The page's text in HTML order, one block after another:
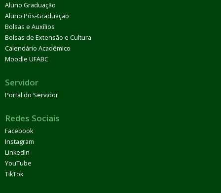
Aluno Graduação
Aluno Pós-Graduação
Bolsas e Auxílios
Bolsas de Extensão e Cultura
Calendário Acadêmico
Moodle UFABC
Servidor
Portal do Servidor
Redes Sociais
Facebook
Instagram
LinkedIn
YouTube
TikTok